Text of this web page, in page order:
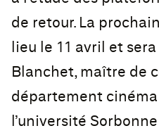
de retour. La
lieu le 11 avril et
Blanchet, maître de
département
l’université